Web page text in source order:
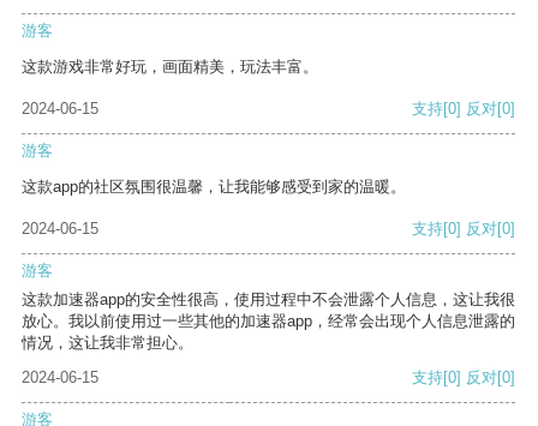
游客
这款游戏非常好玩，画面精美，玩法丰富。
2024-06-15 支持[0] 反对[0]
游客
这款app的社区氛围很温馨，让我能够感受到家的温暖。
2024-06-15 支持[0] 反对[0]
游客
这款加速器app的安全性很高，使用过程中不会泄露个人信息，这让我很
放心。我以前使用过一些其他的加速器app，经常会出现个人信息泄露的
情况，这让我非常担心。
2024-06-15
支持[0] 反对[0]
游客